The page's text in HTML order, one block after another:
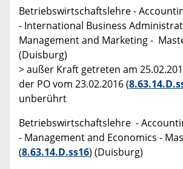
Betriebswirtschaftslehre -
- International Business
Management and Marketing -
(Duisburg)
> außer Kraft getreten am
der PO vom 23.02.2016 (
unberührt
Betriebswirtschaftslehre -
- Management and Economics -
(8.63.14.D.ss16) (Duisburg)